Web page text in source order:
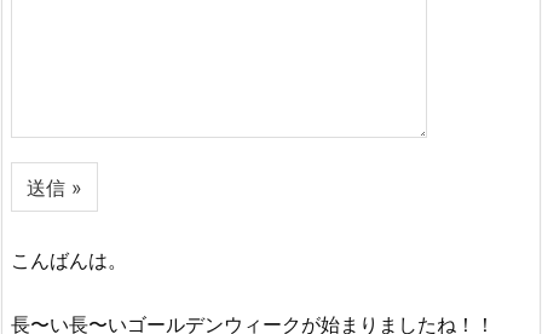
こんばんは。
長〜い長〜いゴールデンウィークが始まりましたね！！